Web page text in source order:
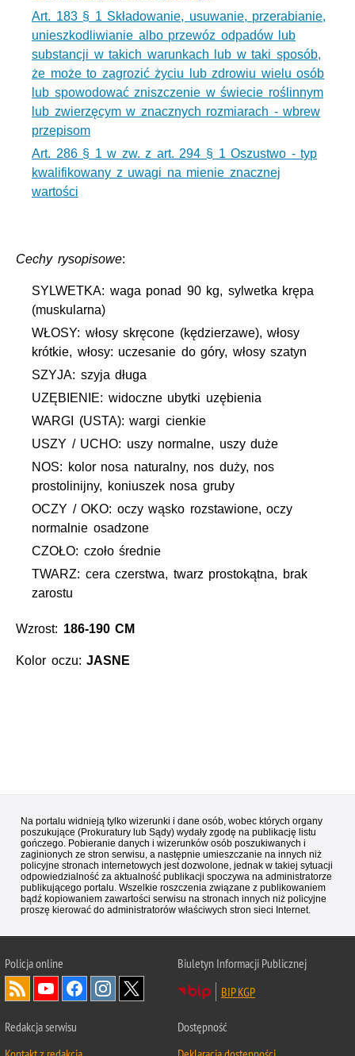
Art. 183 § 1 Składowanie, usuwanie, przerabianie,
unieszkodliwianie albo przewóz odpadów lub
substancji w takich warunkach lub w taki sposób,
że może to zagrozić życiu lub zdrowiu wielu osób
lub spowodować zniszczenie w świecie roślinnym
lub zwierzęcym w znacznych rozmiarach - wbrew
przepisom
Art. 286 § 1 w zw. z art. 294 § 1 Oszustwo - typ
kwalifikowany z uwagi na mienie znacznej
wartości
Cechy rysopisowe:
SYLWETKA: waga ponad 90 kg, sylwetka krępa
(muskularna)
WŁOSY: włosy skręcone (kędzierzawe), włosy
krótkie, włosy: uczesanie do góry, włosy szatyn
SZYJA: szyja długa
UZĘBIENIE: widoczne ubytki uzębienia
WARGI (USTA): wargi cienkie
USZY / UCHO: uszy normalne, uszy duże
NOS: kolor nosa naturalny, nos duży, nos
prostolinijny, koniuszek nosa gruby
OCZY / OKO: oczy wąsko rozstawione, oczy
normalnie osadzone
CZOŁO: czoło średnie
TWARZ: cera czerstwa, twarz prostokątna, brak
zarostu
Wzrost: 186-190 CM
Kolor oczu:JASNE
Na portalu widnieją tylko wizerunki i dane osób, wobec których organy
poszukujące (Prokuratury lub Sądy) wydały zgodę na publikację listu
gończego. Pobieranie danych i wizerunków osób poszukiwanych i
zaginionych ze stron serwisu, a następnie umieszczanie na innych niż
policyjne stronach internetowych jest dozwolone, jednak w takiej sytuacji
odpowiedzialność za aktualność publikacji spoczywa na administratorze
publikującego portalu. Wszelkie roszczenia związane z publikowaniem
bądź kopiowaniem zawartości serwisu na stronach innych niż policyjne
proszę kierować do administratorów właściwych stron sieci Internet.
Policjaonline
Biuletyn Informacji Publicznej
BIP KGP
Redakcja serwisu
Dostępność